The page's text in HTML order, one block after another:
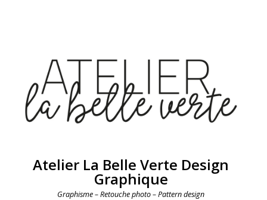
Atelier La Belle Verte Design
Graphique
Graphisme – Retouche photo – Pattern design